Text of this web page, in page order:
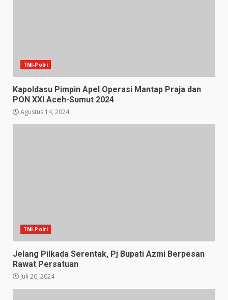
TNI-Polri
Kapoldasu Pimpin Apel Operasi Mantap Praja dan
PON XXl Aceh-Sumut 2024
Agustus 14, 2024
TNI-Polri
Jelang Pilkada Serentak, Pj Bupati Azmi Berpesan
Rawat Persatuan
Juli 20, 2024